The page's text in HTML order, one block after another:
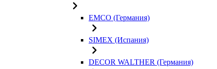
EMCO (Германия)
SIMEX (Испания)
DECOR WALTHER (Германия)